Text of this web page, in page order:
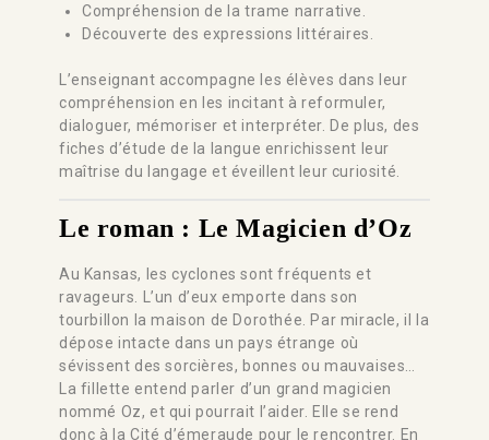
Compréhension de la trame narrative.
Découverte des expressions littéraires.
L’enseignant accompagne les élèves dans leur
compréhension en les incitant à reformuler,
dialoguer, mémoriser et interpréter. De plus, des
fiches d’étude de la langue enrichissent leur
maîtrise du langage et éveillent leur curiosité.
Le roman : Le Magicien d’Oz
Au Kansas, les cyclones sont fréquents et
ravageurs. L’un d’eux emporte dans son
tourbillon la maison de Dorothée. Par miracle, il la
dépose intacte dans un pays étrange où
sévissent des sorcières, bonnes ou mauvaises…
La fillette entend parler d’un grand magicien
nommé Oz, et qui pourrait l’aider. Elle se rend
donc à la Cité d’émeraude pour le rencontrer. En